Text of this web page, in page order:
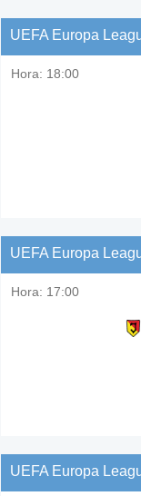
UEFA Europa
Hora: 18:00
UEFA Europa
Hora: 17:00
UEFA Europa